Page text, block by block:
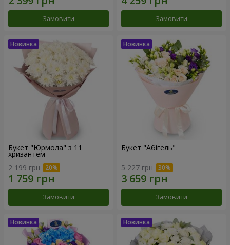
Замовити Замовити
Букет "Юрмола" з 11
хризантем
2 199 грн
Замовити
Букет "Абігель"
5 227 грн
Замовити